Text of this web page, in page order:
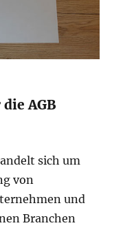
AGB
sich um
von
und
Branchen